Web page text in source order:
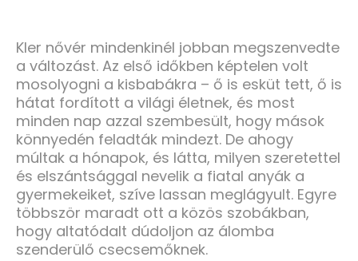
Kler nővér mindenkinél jobban megszenvedte
a változást. Az első időkben képtelen volt
mosolyogni a kisbabákra – ő is esküt tett, ő is
hátat fordított a világi életnek, és most
minden nap azzal szembesült, hogy mások
könnyedén feladták mindezt. De ahogy
múltak a hónapok, és látta, milyen szeretettel
és elszántsággal nevelik a fiatal anyák a
gyermekeiket, szíve lassan meglágyult. Egyre
többször maradt ott a közös szobákban,
hogy altatódalt dúdoljon az álomba
szenderülő csecsemőknek.